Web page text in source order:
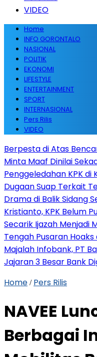
VIDEO
Home
INFO GORONTALO
NASIONAL
POLITIK
EKONOMI
LIFESTYLE
ENTERTAINMENT
SPORT
INTERNASIONAL
Pers Rilis
VIDEO
Berpesta di Atas
Minta Maaf Dinilai
Penggeledahan KPK
Dugaan Suap Terkait
Drama di Balik Sidang
Kristianto, KPK Belum
Secarik Ijazah Menjadi
Tengah Pusaran
Majalah Infobank, PT
Jajaran 3 Besar Bank
Home / Pers Rilis
NAVEE
Berbagai